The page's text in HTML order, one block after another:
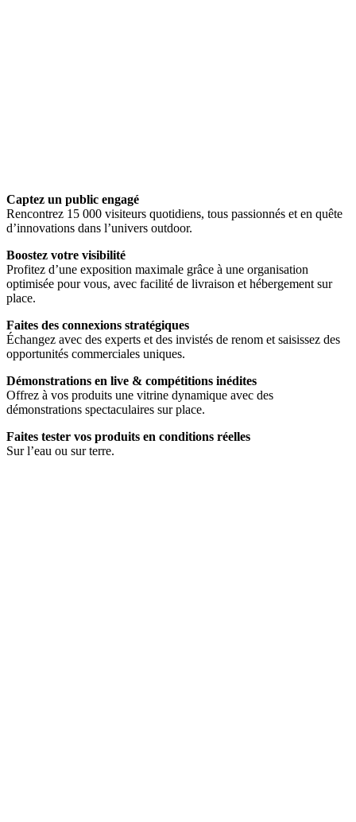
Captez un public engagé
Rencontrez 15 000 visiteurs quotidiens, tous passionnés et en quête
d’innovations dans l’univers outdoor.
Boostez votre visibilité
Profitez d’une exposition maximale grâce à une organisation
optimisée pour vous, avec facilité de livraison et hébergement sur
place.
Faites des connexions stratégiques
Échangez avec des experts et des invistés de renom et saisissez des
opportunités commerciales uniques.
Démonstrations en live & compétitions inédites
Offrez à vos produits une vitrine dynamique avec des
démonstrations spectaculaires sur place.
Faites tester vos produits en conditions réelles
Sur l’eau ou sur terre.